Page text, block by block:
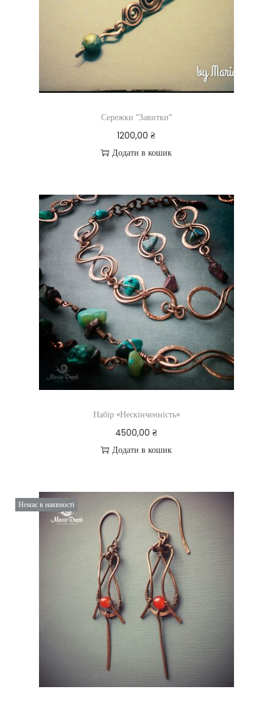
Сережки “Завитки”
1200,00₴
Додати в кошик
Набір «Нескінченність»
4500,00₴
Додати в кошик
Немає в наявності